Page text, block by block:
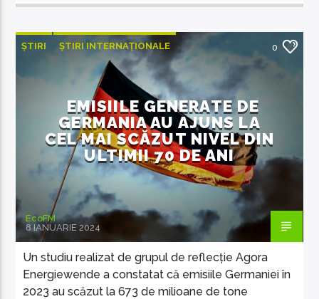
ȘTIRI ȘTIRI INTERNAȚIONALE 0
EMISIILE GENERATE DE
GERMANIA AU AJUNS LA
CEL MAI SCĂZUT NIVEL DIN
ULTIMII 70 DE ANI
EcoFM
8 IANUARIE 2024
Un studiu realizat de grupul de reflecție Agora
Energiewende a constatat că emisiile Germaniei în
2023 au scăzut la 673 de milioane de tone